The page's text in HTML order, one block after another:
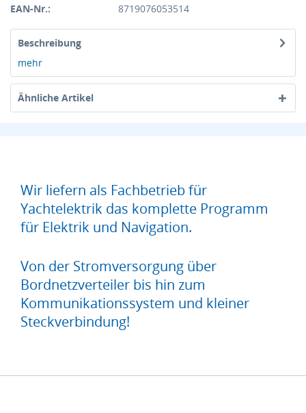
EAN-Nr.:
8719076053514
Beschreibung
mehr
Ähnliche Artikel
Wir liefern als Fachbetrieb für
Yachtelektrik das komplette Programm
für Elektrik und Navigation.
Von der Stromversorgung über
Bordnetzverteiler bis hin zum
Kommunikationssystem und kleiner
Steckverbindung!